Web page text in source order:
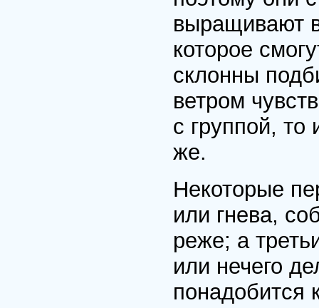
выращивают
которое
склонны
ветром
с группой, то
же.
Некоторые
или гнева,
реже; а
или нечего
понадобится